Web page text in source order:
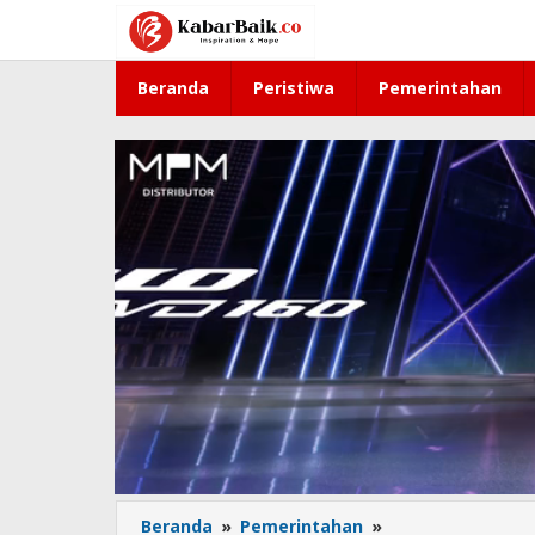
konten
Beranda
Peristiwa Pemerintahan
Beranda » Pemerintahan »